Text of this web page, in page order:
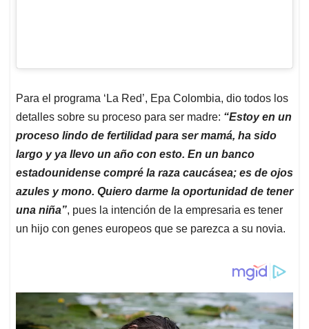
Para el programa ‘La Red’, Epa Colombia, dio todos los
detalles sobre su proceso para ser madre: “Estoy en un
proceso lindo de fertilidad para ser mamá, ha sido
largo y ya llevo un año con esto. En un banco
estadounidense compré la raza caucásea; es de ojos
azules y mono. Quiero darme la oportunidad de tener
una niña”, pues la intención de la empresaria es tener
un hijo con genes europeos que se parezca a su novia.